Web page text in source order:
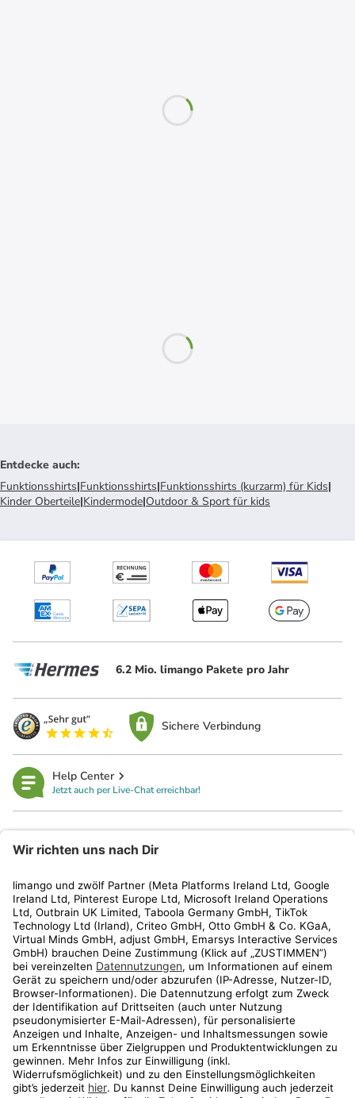
Entdecke auch:
Funktionsshirts|Funktionsshirts|Funktionsshirts (kurzarm) für Kids|
Kinder Oberteile|Kindermode|Outdoor & Sport für kids
6.2 Mio. limango Pakete pro Jahr
Sichere Verbindung
Help Center
Jetzt auch per Live-Chat erreichbar!
Kundenservice
Shop
Aktionen
Travel